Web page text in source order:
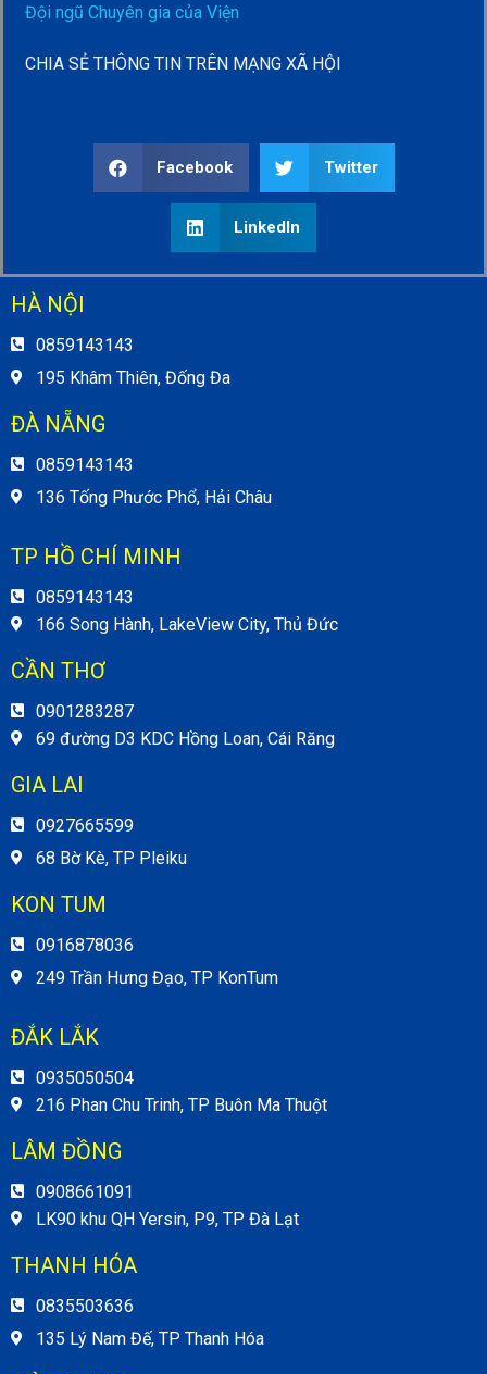
Đội ngũ Chuyên gia của Viện
CHIA SẺ THÔNG TIN TRÊN MẠNG XÃ HỘI
Facebook Twitter
LinkedIn
HÀ NỘI
0859143143
195 Khâm Thiên, Đống Đa
ĐÀ NẴNG
0859143143
136 Tống Phước Phổ, Hải Châu
TP HỒ CHÍ MINH
0859143143
166 Song Hành, LakeView City, Thủ Đức
CẦN THƠ
0901283287
69 đường D3 KDC Hồng Loan, Cái Răng
GIA LAI
0927665599
68 Bờ Kè, TP Pleiku
KON TUM
0916878036
249 Trần Hưng Đạo, TP KonTum
ĐẮK LẮK
0935050504
216 Phan Chu Trinh, TP Buôn Ma Thuột
LÂM ĐỒNG
0908661091
LK90 khu QH Yersin, P9, TP Đà Lạt
THANH HÓA
0835503636
135 Lý Nam Đế, TP Thanh Hóa